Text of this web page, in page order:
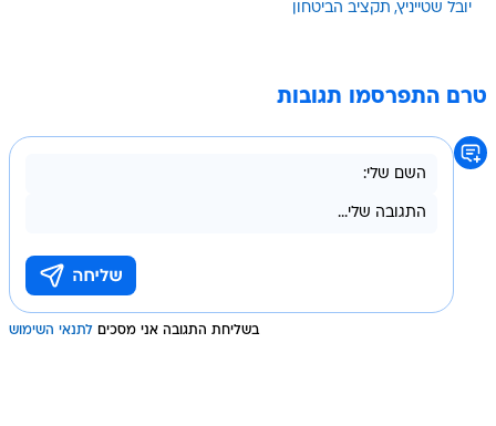
יובל שטייניץ תקציב הביטחון
טרם התפרסמו תגובות
בשליחת התגובה אני מסכים לתנאי השימוש